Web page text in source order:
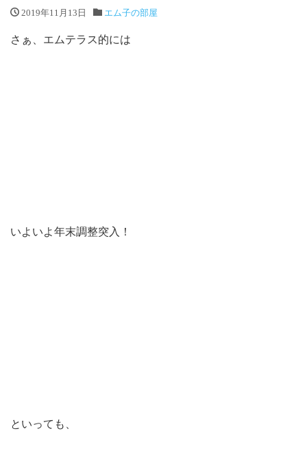
2019年11月13日 エム子の部屋
さぁ、エムテラス的には
いよいよ年末調整突入！
といっても、